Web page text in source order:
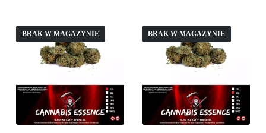
BRAK W MAGAZYNIE BRAK W MAGAZYNIE